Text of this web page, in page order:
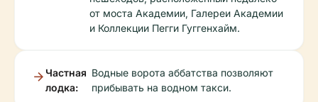
от моста Академии, Галереи Академии
и Коллекции Пегги Гуггенхайм.
Частная
лодка:
Водные ворота аббатства позволяют
прибывать на водном такси.